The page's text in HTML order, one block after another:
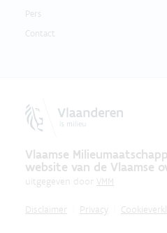
Pers
Contact
Vlaamse
website van de Vlaamse
uitgegeven door VMM
Disclaimer Privacy